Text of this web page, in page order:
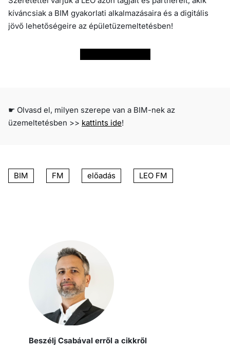
kíváncsiak a BIM gyakorlati alkalmazásaira és a digitális
jövő lehetőségeire az épületüzemeltetésben!
☛ Olvasd el, milyen szerepe van a BIM-nek az
üzemeltetésben >> kattints ide!
BIM FM előadás LEO FM
Beszélj Csabával erről a cikkről